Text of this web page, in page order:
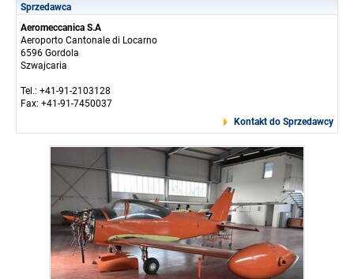
Sprzedawca
Aeromeccanica S.A
Aeroporto Cantonale di Locarno
6596 Gordola
Szwajcaria
Tel.: +41-91-2103128
Fax: +41-91-7450037
Kontakt do Sprzedawcy